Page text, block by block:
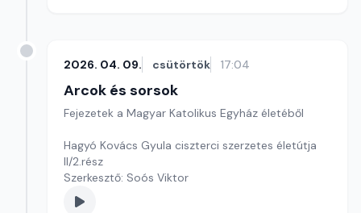
2026. 04. 09. csütörtök 17:04
Arcok és sorsok
Fejezetek a Magyar Katolikus Egyház életéből
Hagyó Kovács Gyula ciszterci szerzetes életútja
II/2.rész
Szerkesztő: Soós Viktor